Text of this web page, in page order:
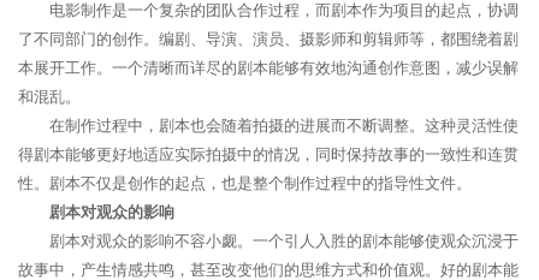
电影制作是一个复杂的团队合作过程，而剧本作为项目的起点，协调
了不同部门的创作。编剧、导演、演员、摄影师和剪辑师等，都围绕着剧
本展开工作。一个清晰而详尽的剧本能够有效地沟通创作意图，减少误解
和混乱。
在制作过程中，剧本也会随着拍摄的进展而不断调整。这种灵活性使
得剧本能够更好地适应实际拍摄中的情况，同时保持故事的一致性和连贯
性。剧本不仅是创作的起点，也是整个制作过程中的指导性文件。
剧本对观众的影响
剧本对观众的影响不容小觑。一个引人入胜的剧本能够使观众沉浸于
故事中，产生情感共鸣，甚至改变他们的思维方式和价值观。好的剧本能